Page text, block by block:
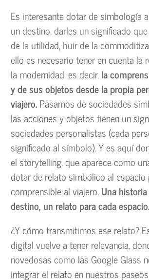
Es interesante dotar de simbología
un destino, darles un significado
de la utilidad, huir de la
ello es necesario tener en cuenta la
la modernidad, es decir,la
y de sus objetos desde la propia
viajero.Pasamos de sociedades
las acciones y objetos tienen un
sociedades personalistas (cada
significado al símbolo). Y es aquí
el storytelling, que aparece como
dotar de relato simbólico al espacio
comprensible al viajero.Una
destino, un relato para cada espacio.
¿Y cómo transmitimos ese relato?
digital vuelve a tener relevancia,
novedosas como las Google Glass
integrar el relato en nuestros